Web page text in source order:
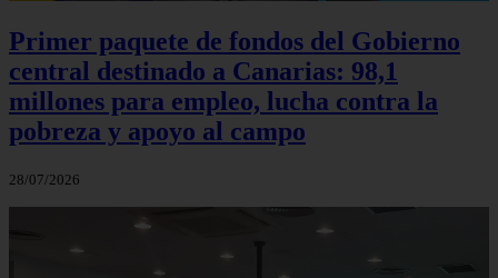
Primer paquete de fondos del Gobierno
central destinado a Canarias: 98,1
millones para empleo, lucha contra la
pobreza y apoyo al campo
28/07/2026